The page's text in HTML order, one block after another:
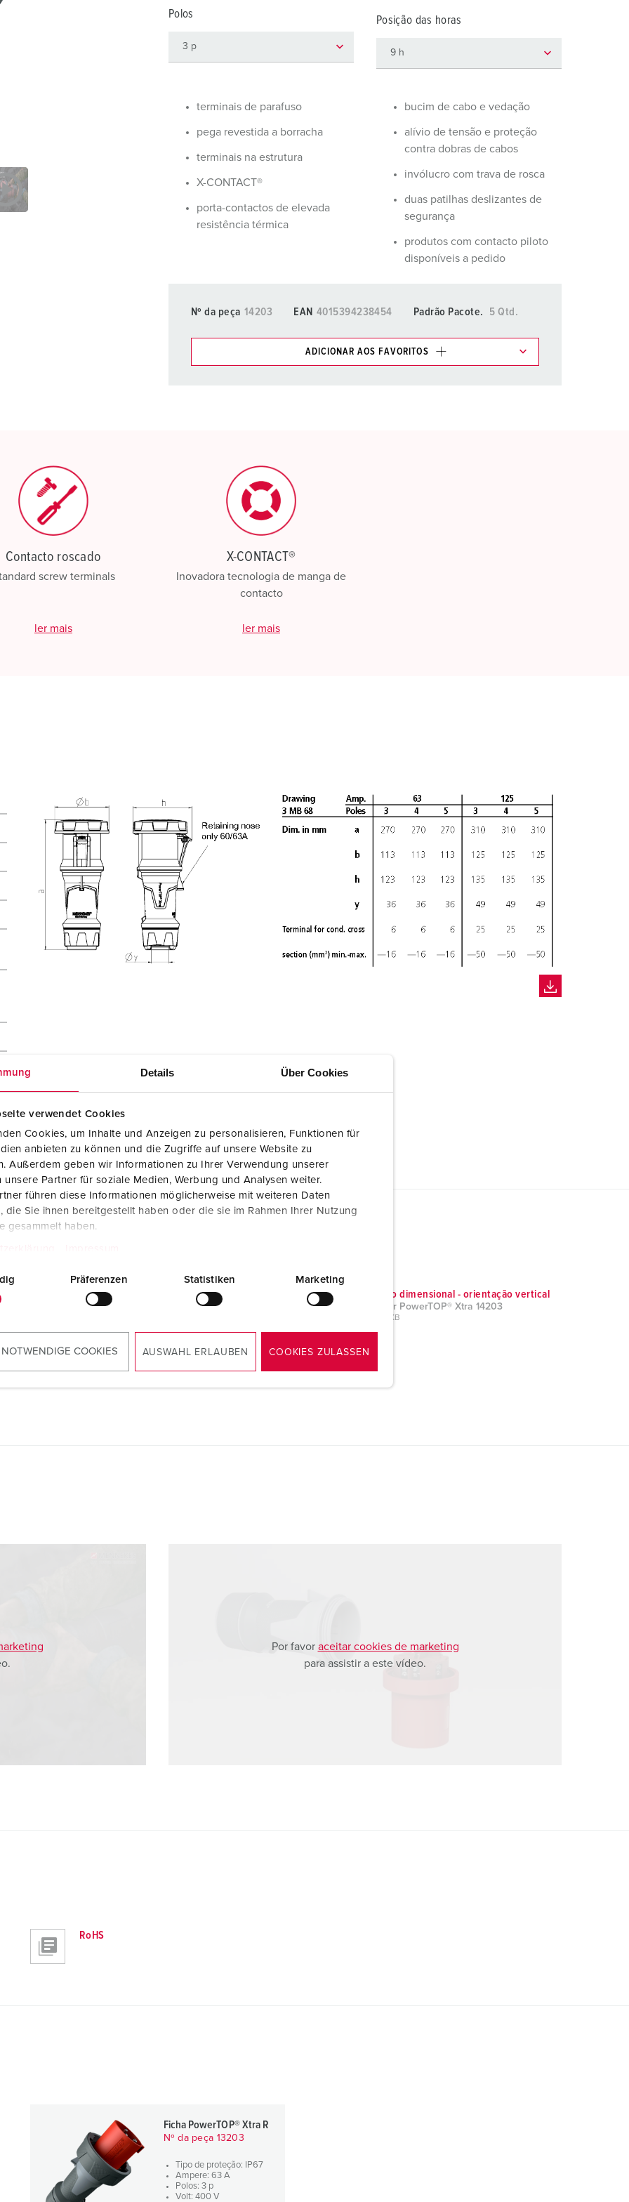
Details Über Cookies
verwendet Cookies
Cookies, um Inhalte und Anzeigen zu personalisieren, Funktionen für
anbieten zu können und die Zugriffe auf unsere Website zu
Außerdem geben wir Informationen zu Ihrer Verwendung unserer
unsere Partner für soziale Medien, Werbung und Analysen weiter.
führen diese Informationen möglicherweise mit weiteren Daten
die Sie ihnen bereitgestellt haben oder die sie im Rahmen Ihrer Nutzung
gesammelt haben.
Präferenzen Statistiken Marketing
COOKIES AUSWAHL ERLAUBEN COOKIES ZULASSEN
Eventos e espetáculos
Polos
Posição das horas
terminais de parafuso
pega revestida a borracha
terminais na estrutura
X-CONTACT®
porta-contactos de elevada
resistência térmica
bucim de cabo e vedação
alívio de tensão e proteção
contra dobras de cabos
invólucro com trava de rosca
duas patilhas deslizantes de
segurança
produtos com contacto piloto
disponíveis a pedido
Nº da peça 14203 EAN 4015394238454 Padrão Pacote. 5 Qtd.
ADICIONAR AOS FAVORITOS
Contacto roscado
screw terminals
ler mais
X-CONTACT®
Inovadora tecnologia de manga de
contacto
ler mais
Instruções de montagem / Instruções de
funcionamento
PDF, 1 MB
Desenho dimensional - orientação vertical
Conector PowerTOP® Xtra 14203
PNG, 39 KB
Por favor aceitar cookies de marketing
para assistir a este vídeo.
RoHS
Ficha PowerTOP® Xtra R
Nº da peça 13203
Tipo de proteção: IP67
Ampere: 63 A
Polos: 3 p
Volt: 400 V